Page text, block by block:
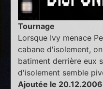
Tournage
Lorsque Ivy menace
cabane d'isolement,
batiment derrière eux
d'isolement semble
Ajoutée le 20.12.2006